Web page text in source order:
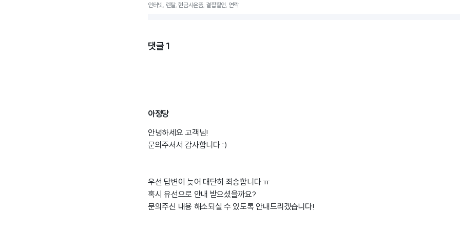
인터넷, 렌탈, 현금사은품, 결합할인, 연락
댓글 1
아정당
안녕하세요 고객님!
문의주셔서 감사합니다 :)
우선 답변이 늦어 대단히 죄송합니다 ㅠ
혹시 유선으로 안내 받으셨을까요?
문의주신 내용 해소되실 수 있도록 안내드리겠습니다!